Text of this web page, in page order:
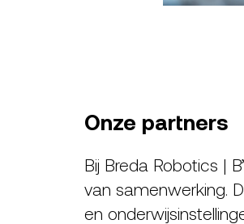
Onze partners
Bij Breda Robotics |
van samenwerking.
en